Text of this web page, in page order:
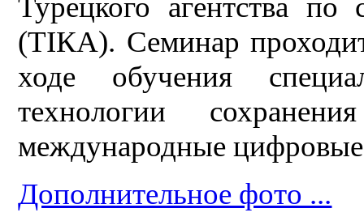
Турецкого агентства по
(ТІКА). Семинар
ходе обучения
технологии
международные
Дополнительное фото ...